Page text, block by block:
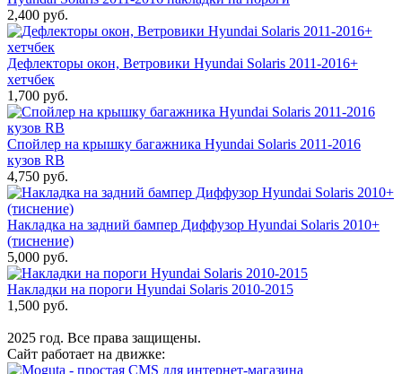
2,400 руб.
Дефлекторы окон, Ветровики Hyundai Solaris 2011-2016+
хетчбек
1,700 руб.
Спойлер на крышку багажника Hyundai Solaris 2011-2016
кузов RB
4,750 руб.
Накладка на задний бампер Диффузор Hyundai Solaris 2010+
(тиснение)
5,000 руб.
Накладки на пороги Hyundai Solaris 2010-2015
1,500 руб.
2025 год. Все права защищены.
Сайт работает на движке: